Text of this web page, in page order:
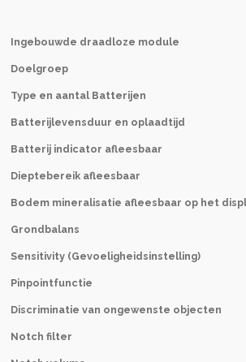
Ingebouwde draadloze module
Doelgroep
Type en aantal Batterijen
Batterijlevensduur en oplaadtijd
Batterij indicator afleesbaar
Dieptebereik afleesbaar
Bodem mineralisatie afleesbaar op het
Grondbalans
Sensitivity (Gevoeligheidsinstelling)
Pinpointfunctie
Discriminatie van ongewenste objecten
Notch filter